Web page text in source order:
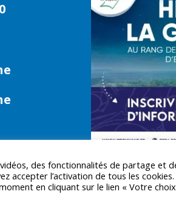
des fonctionnalités de partage et
accepter l’activation de tous les
en cliquant sur le lien « Votre